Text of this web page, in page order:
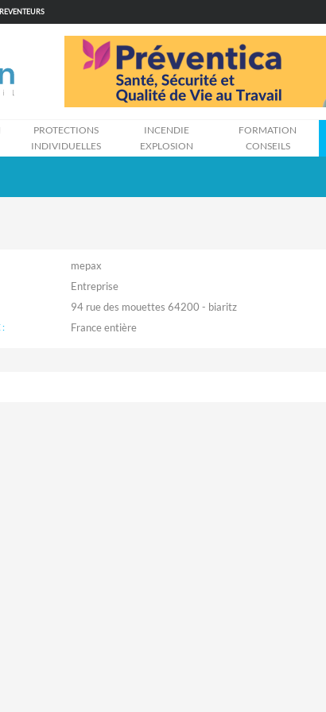
PROTECTIONS
INDIVIDUELLES
INCENDIE
EXPLOSION
FORMATION
CONSEILS
mepax
Entreprise
94 rue des mouettes 64200 - biaritz
: